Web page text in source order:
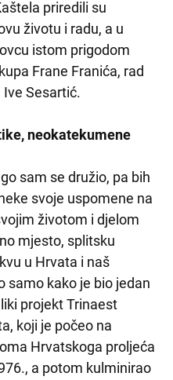
priredili su
životu i radu, a u
istom prigodom
Frane Franića, rad
Sesartić.
neokatekumene
sam se družio, pa bih
svoje uspomene na
životom i djelom
mjesto, splitsku
u Hrvata i naš
samo kako je bio jedan
projekt Trinaest
koji je počeo na
Hrvatskoga proljeća
a potom kulminirao